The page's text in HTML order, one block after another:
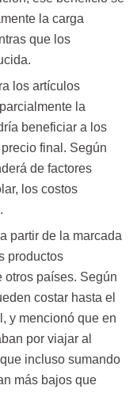
la carga
que los
los artículos
la
beneficiar a los
final. Según
de factores
los costos
partir de la marcada
productos
otros países. Según
costar hasta el
y mencionó que en
por viajar al
incluso sumando
más bajos que